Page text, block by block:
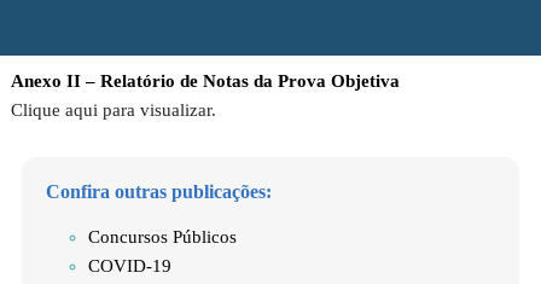
Anexo II – Relatório de Notas da Prova Objetiva
Clique aqui para visualizar.
Confira outras publicações:
Concursos Públicos
COVID-19